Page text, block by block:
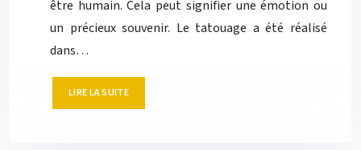
être humain. Cela peut signifier une émotion ou
un précieux souvenir. Le tatouage a été réalisé
dans…
LIRE LA SUITE